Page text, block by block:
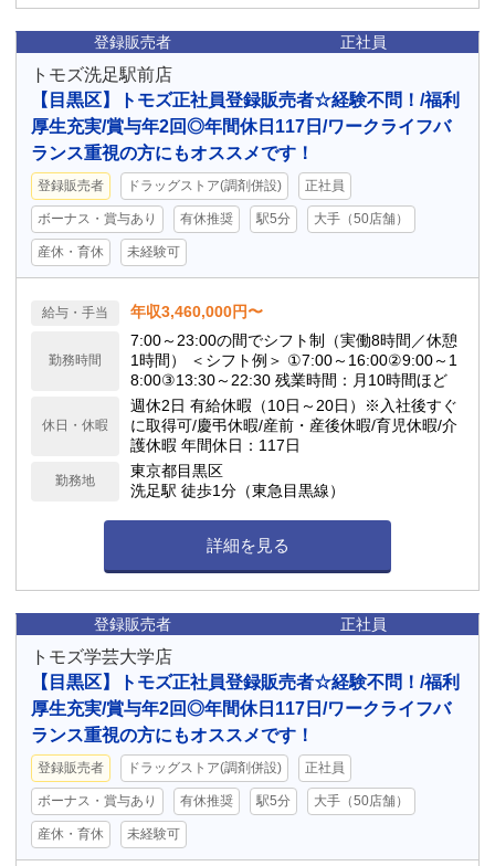
登録販売者 正社員
トモズ洗足駅前店
【目黒区】トモズ正社員登録販売者☆経験不問！/福利
厚生充実/賞与年2回◎年間休日117日/ワークライフバ
ランス重視の方にもオススメです！
登録販売者 ドラッグストア(調剤併設) 正社員
ボーナス・賞与あり 有休推奨 駅5分 大手（50店舗）
産休・育休 未経験可
給与・手当 年収3,460,000円〜
勤務時間
7:00～23:00の間でシフト制（実働8時間／休憩
1時間） ＜シフト例＞ ①7:00～16:00②9:00～1
8:00③13:30～22:30 残業時間：月10時間ほど
休日・休暇
週休2日 有給休暇（10日～20日）※入社後すぐ
に取得可/慶弔休暇/産前・産後休暇/育児休暇/介
護休暇 年間休日：117日
勤務地
東京都目黒区
洗足駅 徒歩1分（東急目黒線）
詳細を見る
登録販売者 正社員
トモズ学芸大学店
【目黒区】トモズ正社員登録販売者☆経験不問！/福利
厚生充実/賞与年2回◎年間休日117日/ワークライフバ
ランス重視の方にもオススメです！
登録販売者 ドラッグストア(調剤併設) 正社員
ボーナス・賞与あり 有休推奨 駅5分 大手（50店舗）
産休・育休 未経験可